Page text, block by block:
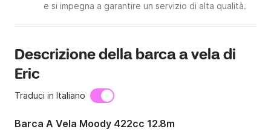
e si impegna a garantire un servizio di alta qualità.
Descrizione della barca a vela di
Eric
Traduci in Italiano
Barca A Vela Moody 422cc 12.8m